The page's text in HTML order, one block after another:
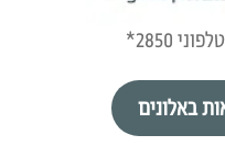
2850*
באלונים